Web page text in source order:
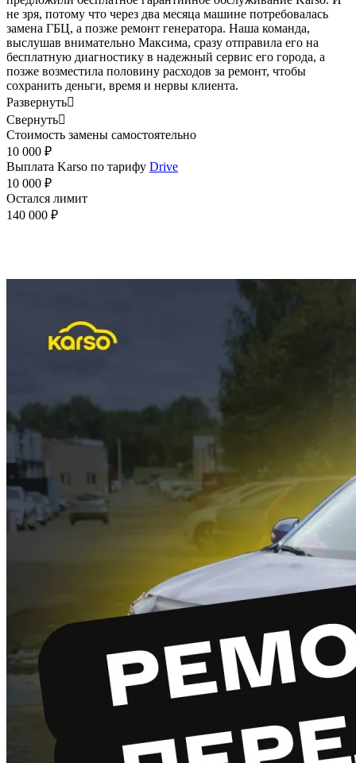
не зря, потому что через два месяца машине потребовалась
замена ГБЦ, а позже ремонт генератора. Наша команда,
выслушав внимательно Максима, сразу отправила его на
бесплатную диагностику в надежный сервис его города, а
позже возместила половину расходов за ремонт, чтобы
сохранить деньги, время и нервы клиента.
Развернуть
Свернуть
Стоимость замены самостоятельно
10 000 ₽
Выплата Karso по тарифу Drive
10 000 ₽
Остался лимит
140 000 ₽